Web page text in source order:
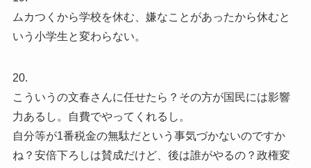
ムカつくから学校を休む、嫌なことがあったから休むと
いう小学生と変わらない。
20.
こういうの文春さんに任せたら？その方が国民には影響
力あるし。自費でやってくれるし。
自分等が1番税金の無駄だという事気づかないのですか
ね？安倍下ろしは賛成だけど、後は誰がやるの？政権変